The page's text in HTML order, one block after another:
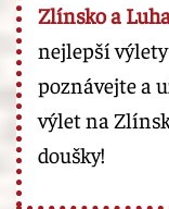
Zlínsko a
nejlepší
poznávejte a
výlet na
doušky!